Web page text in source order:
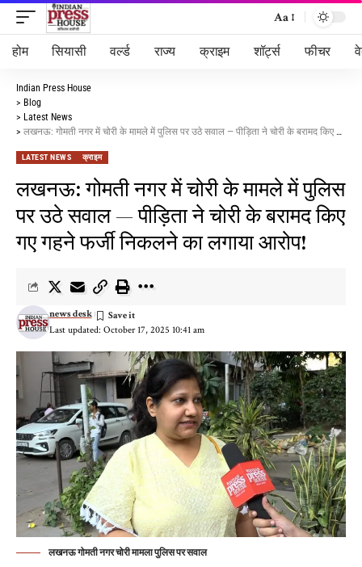
Aa
होम सियासी वर्ल्ड राज्य क्राइम शॉर्ट्स फीचर
Indian Press House
> Blog
> Latest News
> लखनऊ: गोमती नगर में चोरी के मामले में पुलिस पर उठे सवाल — पीड़िता ने चोरी के बरामद किए गए गहने फर्जी निकलने का लगाया आरोप!
LATEST NEWS क्राइम
लखनऊ: गोमती नगर में चोरी के मामले में पुलिस
पर उठे सवाल — पीड़िता ने चोरी के बरामद किए
गए गहने फर्जी निकलने का लगाया आरोप!
Last updated: October 17, 2025 10:41 am
news desk
लखनऊ गोमती नगर चोरी मामला पुलिस पर सवाल